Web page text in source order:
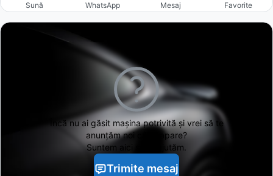
Sună WhatsApp Mesaj Favorite
Încă nu ai găsitmașina potrivită și vrei să te
anunțăm noi când apare?
Suntem aici să te ajutăm.
Trimite mesaj